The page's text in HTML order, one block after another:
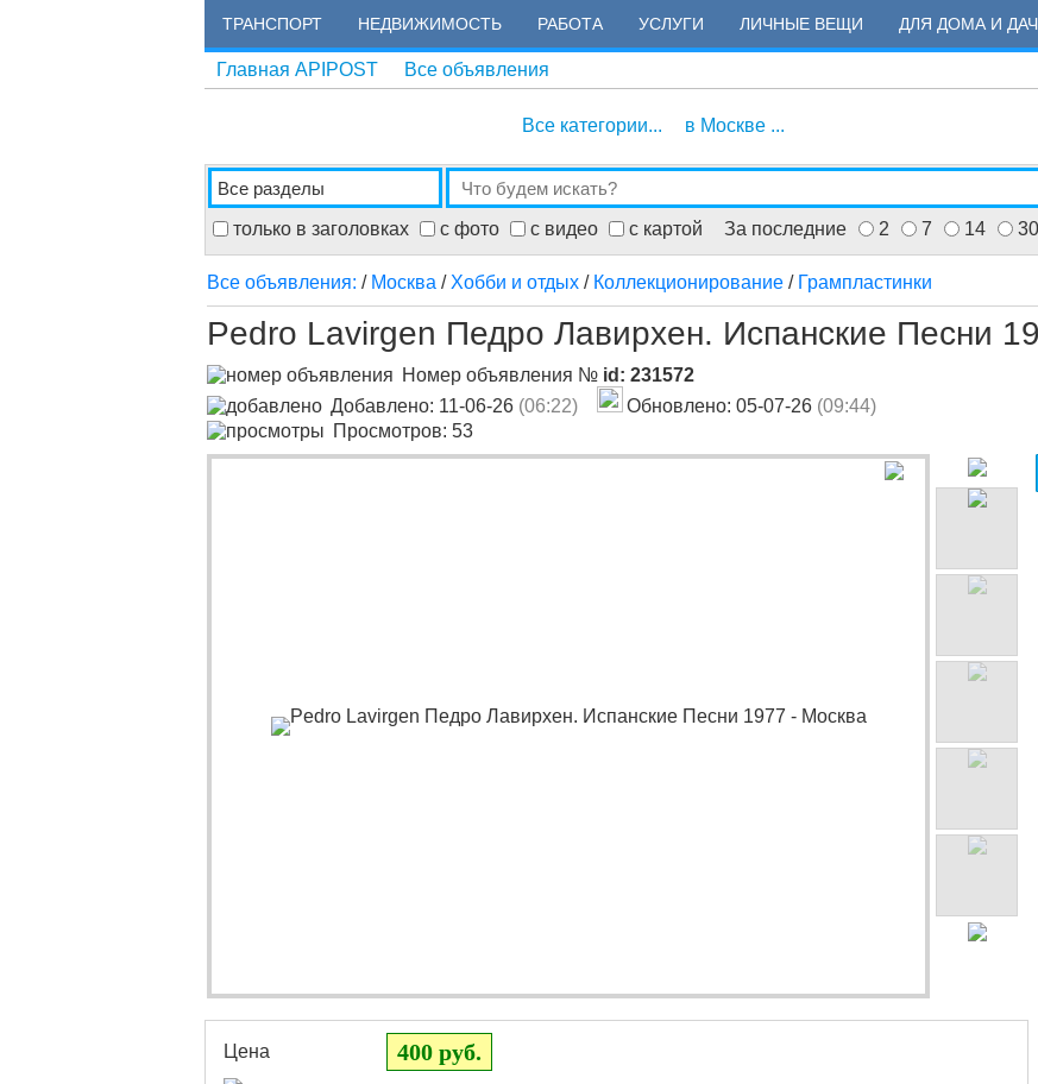
ТРАНСПОРТ НЕДВИЖИМОСТЬ РАБОТА УСЛУГИ ЛИЧНЫЕ ВЕЩИ ДЛЯ ДОМА И
Главная APIPOST Все объявления
Все категории... в Москве ...
только в заголовках с фото с видео с картой За последние 2 7 14 30
Все объявления: / Москва / Хобби и отдых / Коллекционирование / Грампластинки
Pedro Lavirgen Педро Лавирхен. Испанские Песни
Номер объявления № id: 231572
Добавлено: 11-06-26 (06:22) Обновлено: 05-07-26 (09:44)
Просмотров: 53
Цена 400 руб.